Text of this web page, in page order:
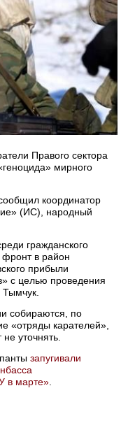
Правого сектора
мирного
координатор
(ИС), народный
гражданского
фронт в район
прибыли
с целью проведения
Тымчук.
собираются, по
«отряды карателей»,
уточнять.
запугивали
в марте».